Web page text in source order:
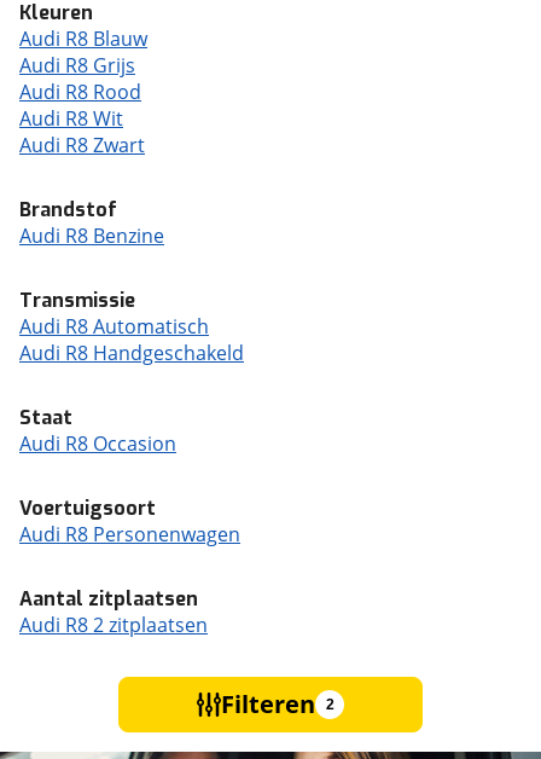
Kleuren
Audi R8 Blauw
Audi R8 Grijs
Audi R8 Rood
Audi R8 Wit
Audi R8 Zwart
Brandstof
Audi R8 Benzine
Transmissie
Audi R8 Automatisch
Audi R8 Handgeschakeld
Staat
Audi R8 Occasion
Voertuigsoort
Audi R8 Personenwagen
Aantal zitplaatsen
Audi R8 2 zitplaatsen
Filteren 2